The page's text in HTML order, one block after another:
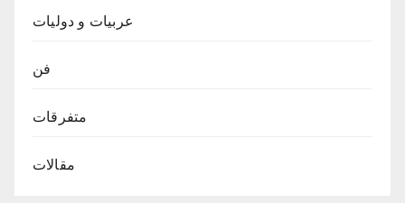
عربيات و دوليات
فن
متفرقات
مقالات